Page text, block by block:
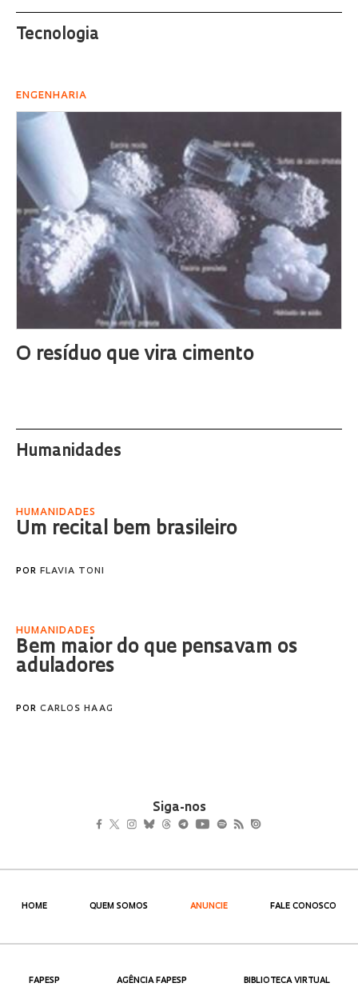
Tecnologia
ENGENHARIA
O resíduo que vira cimento
Humanidades
HUMANIDADES
Um recital bem brasileiro
POR FLAVIA TONI
HUMANIDADES
Bem maior do que pensavam os
aduladores
POR CARLOS HAAG
Siga-nos
HOME QUEM SOMOS ANUNCIE FALE CONOSCO
FAPESP AGÊNCIA FAPESP BIBLIOTECA VIRTUAL